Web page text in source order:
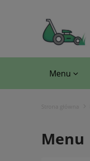
Menu
Strona główna
Menu